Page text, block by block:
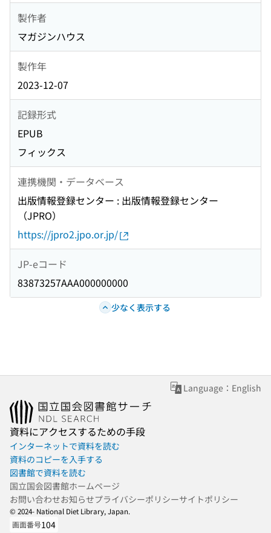
製作者
マガジンハウス
製作年
2023-12-07
記録形式
EPUB
フィックス
連携機関・データベース
出版情報登録センター : 出版情報登録センター
（JPRO）
https://jpro2.jpo.or.jp/
JP-eコード
83873257AAA000000000
少なく表示する
Language：English
資料にアクセスするための手段
インターネットで資料を読む
資料のコピーを入手する
図書館で資料を読む
国立国会図書館ホームページ
お問い合わせお知らせプライバシーポリシーサイトポリシー
© 2024- National Diet Library, Japan.
画面番号104